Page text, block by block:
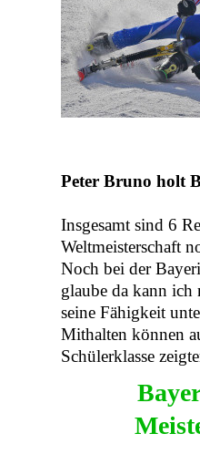
Peter Bruno holt
Insgesamt sind 6
Weltmeisterschaft
Noch bei der
glaube da kann
seine Fähigkeit
Mithalten können
Schülerklasse